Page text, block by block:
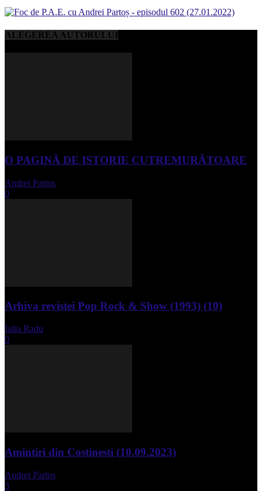
ALEGEREA AUTORULUI
O PAGINĂ DE ISTORIE CUTREMURĂTOARE
Andrei Partos
0
Arhiva revistei Pop Rock & Show (1993) (10)
Iulia Radu
0
Amintiri din Costinesti (10.09.2023)
Andrei Partos
3